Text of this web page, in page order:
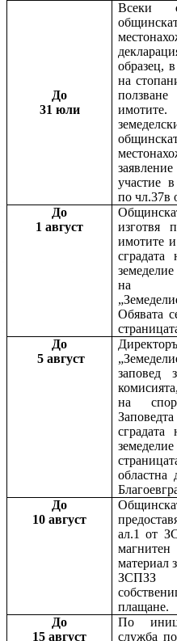
До
31 юли
Всеки
образец,
на
участие
по чл.37в
До
1 август
изготвя
имотите
на
Обявата
До
5 август
заповед
на
Заповедта
областна
До
10 август
ал.1 от
материал
ЗСПЗЗ
плащане.
До
15 август
По
служба